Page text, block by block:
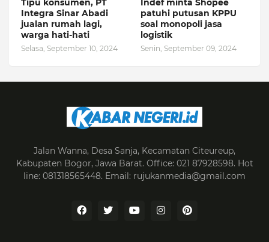
Tipu konsumen, PT
Integra Sinar Abadi
jualan rumah lagi,
warga hati-hati
Selasa, September 10, 2024
Indef minta Shopee
patuhi putusan KPPU
soal monopoli jasa
logistik
Senin, September 09, 2024
Jalan Wanna, Desa Sanja, Kecamatan Citeureup,
Kabupaten Bogor, Jawa Barat. Office: 021 87928598. Hot
line: 081318565448. Email: rujukanmedia@gmail.com